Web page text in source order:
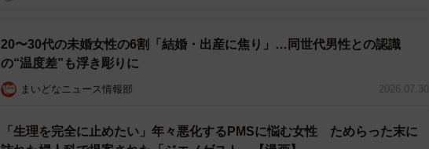
20〜30代の未婚女性の6割「結婚・出産に焦り」…同世代男性との認識
の“温度差”も浮き彫りに
まいどなニュース情報部 2026.07.30
「生理を完全に止めたい」年々悪化するPMSに悩む女性 ためらった末に